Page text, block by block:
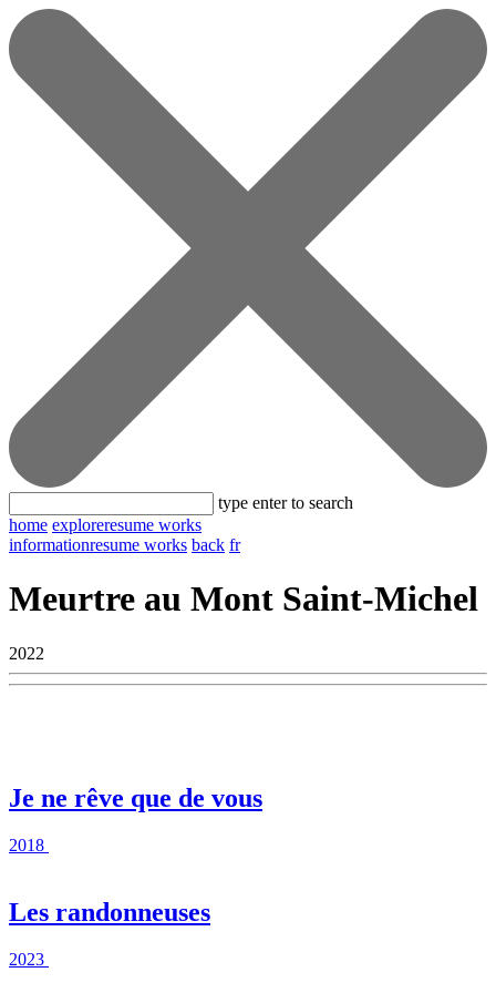
type enter to search
home exploreresume works
informationresume works back fr
Meurtre au Mont Saint-Michel
2022
Je ne rêve que de vous
2018
Les randonneuses
2023